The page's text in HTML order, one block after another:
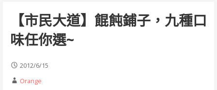
【市民大道】餛飩鋪子，九種口
味任你選~
2012/6/15
Orange